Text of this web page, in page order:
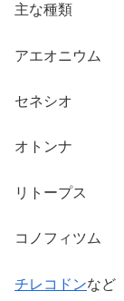
主な種類
アエオニウム
セネシオ
オトンナ
リトープス
コノフィツム
チレコドンなど